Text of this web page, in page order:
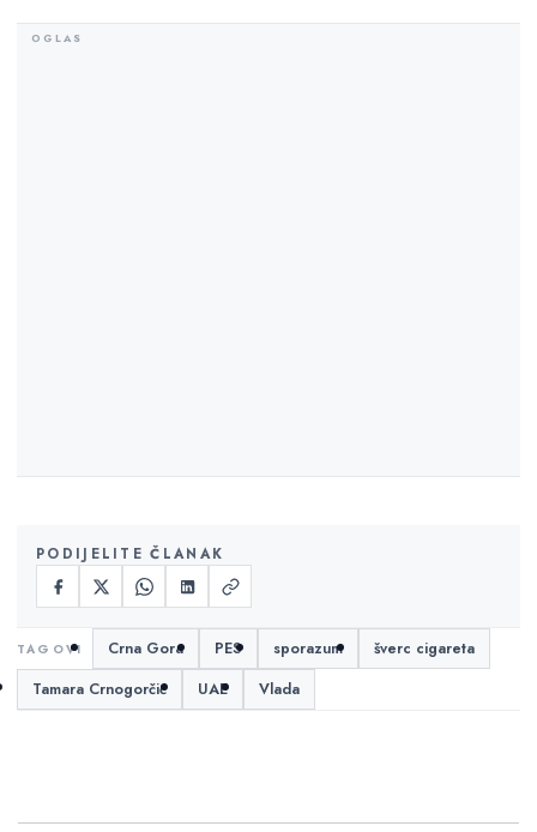
PODIJELITE ČLANAK
Crna Gora PES sporazum
šverc cigareta
Tamara Crnogorčić
UAE Vlada